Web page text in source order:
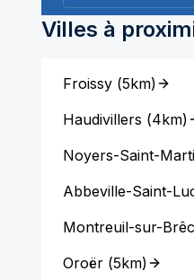
Villes à
Froissy(5km)
Haudivillers (4km)
Noyers-Saint-
Abbeville-Saint-
Montreuil-sur-
Oroër(5km)